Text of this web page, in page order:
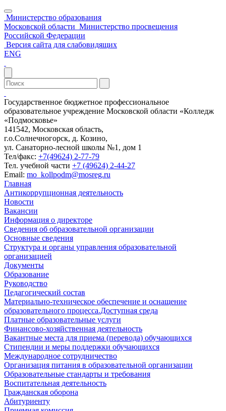
Министерство образования
Московской области Министерство просвещения
Российской Федерации
Версия сайта для слабовидящих
ENG
Государственное бюджетное профессиональное
образовательное учреждение Московской области «Колледж
«Подмосковье»
141542, Московская область,
г.о.Солнечногорск, д. Козино,
ул. Санаторно-лесной школы №1, дом 1
Тел/факс: +7(49624) 2-77-79
Тел. учебной части +7 (49624) 2-44-27
Email: mo_kollpodm@mosreg.ru
Главная
Антикоррупционная деятельность
Новости
Вакансии
Информация о директоре
Сведения об образовательной организации
Основные сведения
Структура и органы управления образовательной
организацией
Документы
Образование
Руководство
Педагогический состав
Материально-техническое обеспечение и оснащение
образовательного процесса.Доступная среда
Платные образовательные услуги
Финансово-хозяйственная деятельность
Вакантные места для приема (перевода) обучающихся
Стипендии и меры поддержки обучающихся
Международное сотрудничество
Организация питания в образовательной организации
Образовательные стандарты и требования
Воспитательная деятельность
Гражданская оборона
Абитуриенту